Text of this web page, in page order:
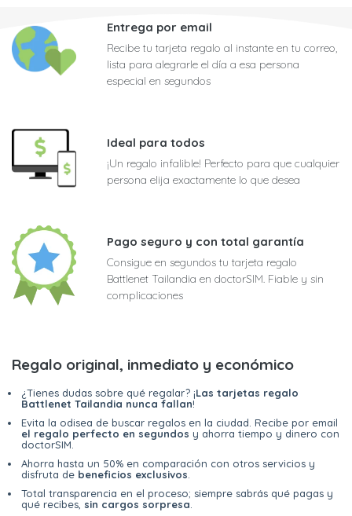
Entrega por email
Recibe tu tarjeta regalo al instante en tu correo,
lista para alegrarle el día a esa persona
especial en segundos
Ideal para todos
¡Un regalo infalible! Perfecto para que cualquier
persona elija exactamente lo que desea
Pago seguro y con total garantía
Consigue en segundos tu tarjeta regalo
Battlenet Tailandia en doctorSIM. Fiable y sin
complicaciones
Regalo original, inmediato y económico
¿Tienes dudas sobre qué regalar? ¡Las tarjetas regalo
Battlenet Tailandia nunca fallan!
Evita la odisea de buscar regalos en la ciudad. Recibe por email
el regalo perfecto en segundos y ahorra tiempo y dinero con
doctorSIM.
Ahorra hasta un 50% en comparación con otros servicios y
disfruta de beneficios exclusivos
Total transparencia en el proceso; siempre sabrás qué pagas y
qué recibes, sin cargos sorpresa